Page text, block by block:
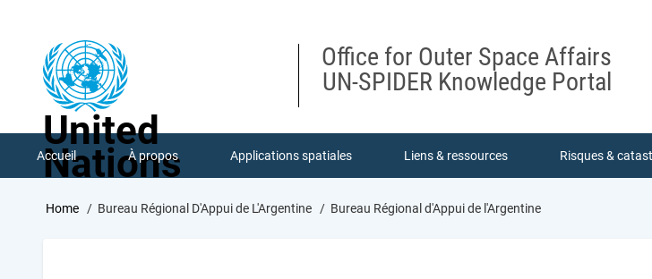
United
Nations
Office for Outer Space Affairs
UN-SPIDER Knowledge Portal
Accueil À propos Applications spatiales Liens & ressources Risques &
Breadcrumb
Home Bureau Régional D'Appui de L'Argentine Bureau Régional d'Appui de l'Argentine